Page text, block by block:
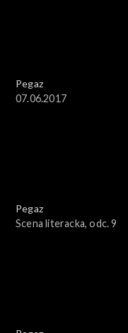
Pegaz
07.06.2017
Pegaz
Scena literacka, odc. 9